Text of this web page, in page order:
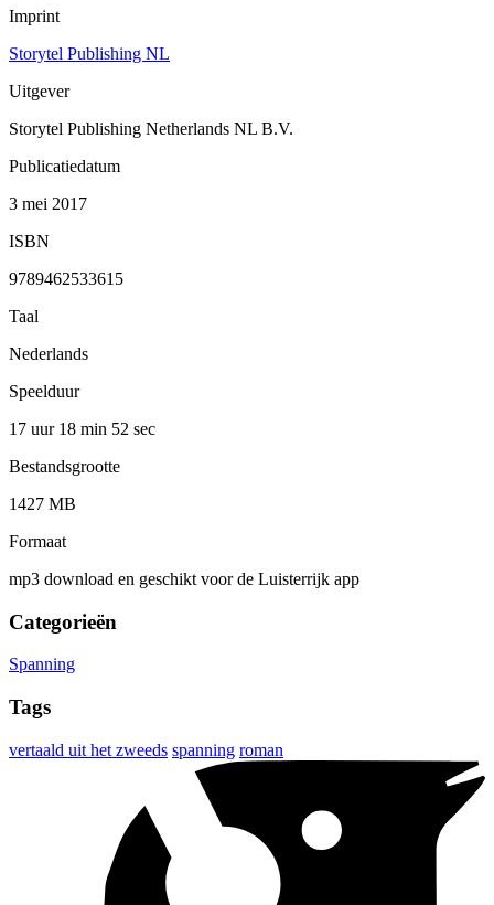
Imprint
Storytel Publishing NL
Uitgever
Storytel Publishing Netherlands NL B.V.
Publicatiedatum
3 mei 2017
ISBN
9789462533615
Taal
Nederlands
Speelduur
17 uur 18 min 52 sec
Bestandsgrootte
1427 MB
Formaat
mp3 download en geschikt voor de Luisterrijk app
Categorieën
Spanning
Tags
vertaald uit het zweeds spanning roman